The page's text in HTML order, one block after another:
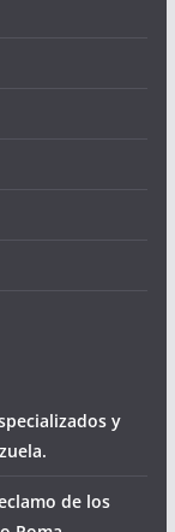
y
de los